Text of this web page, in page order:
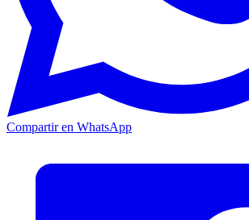
Compartir en WhatsApp